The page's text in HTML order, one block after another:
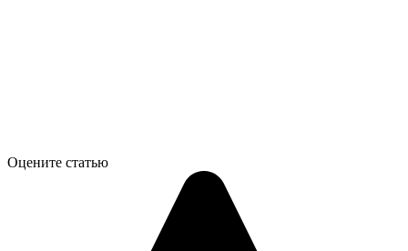
Оцените статью